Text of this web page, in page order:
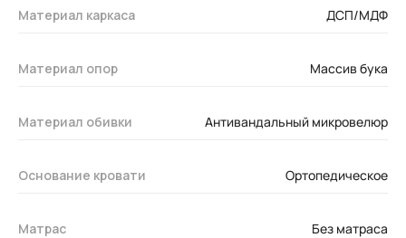
Материал каркаса ДСП/МДФ
Материал опор Массив бука
Материал обивки Антивандальный микровелюр
Основание кровати Ортопедическое
Матрас Без матраса